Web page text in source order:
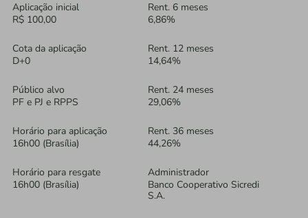
Aplicação inicial
R$ 100,00
Rent. 6 meses
6,86%
Cota da aplicação
D+0
Horário para aplicação
16h00 (Brasília)
Público alvo
PF e PJ e RPPS
Rent. 12 meses
14,64%
Horário para resgate
16h00 (Brasília)
Administrador
Banco Cooperativo Sicredi
S.A.
Rent. 24 meses
29,06%
Rent. 36 meses
44,26%